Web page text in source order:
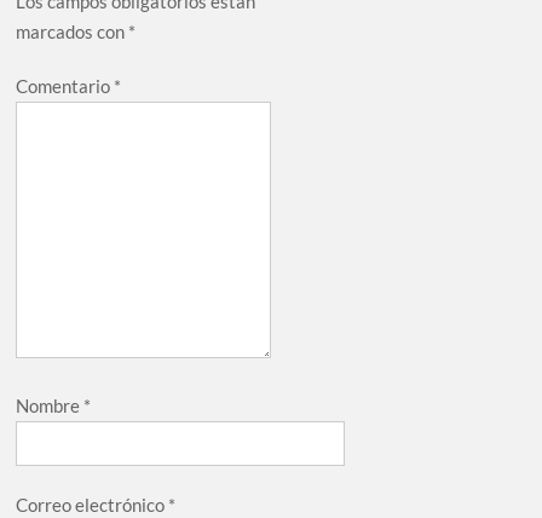
marcados con *
Comentario *
Nombre *
Correo electrónico *